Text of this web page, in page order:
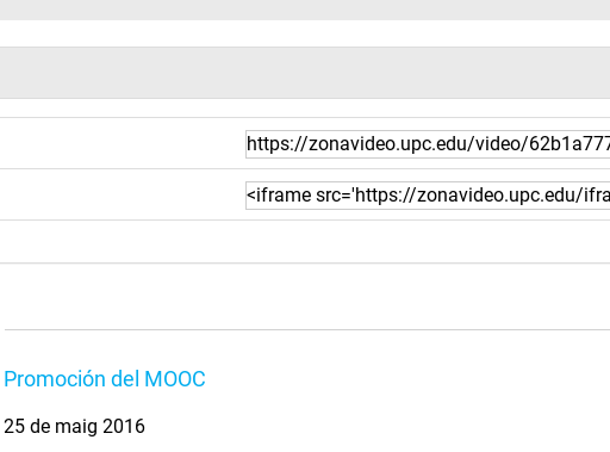
Promoción del MOOC
25 de maig 2016